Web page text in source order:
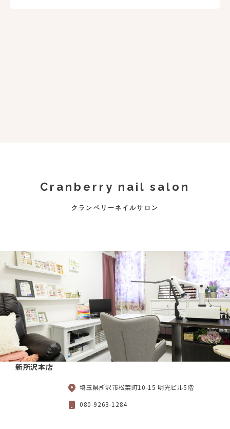
Cranberry nail salon
クランベリーネイルサロン
新所沢本店
埼玉県所沢市松葉町10-15 明光ビル5階
080-9263-1284